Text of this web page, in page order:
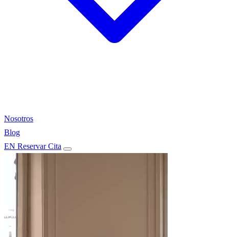
Nosotros
Blog
EN Reservar Cita